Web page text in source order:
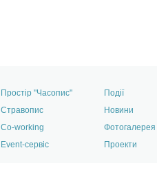
Простір "Часопис"
Події
Стравопис
Новини
Co-working
Фотогалерея
Event-сервіс
Проекти